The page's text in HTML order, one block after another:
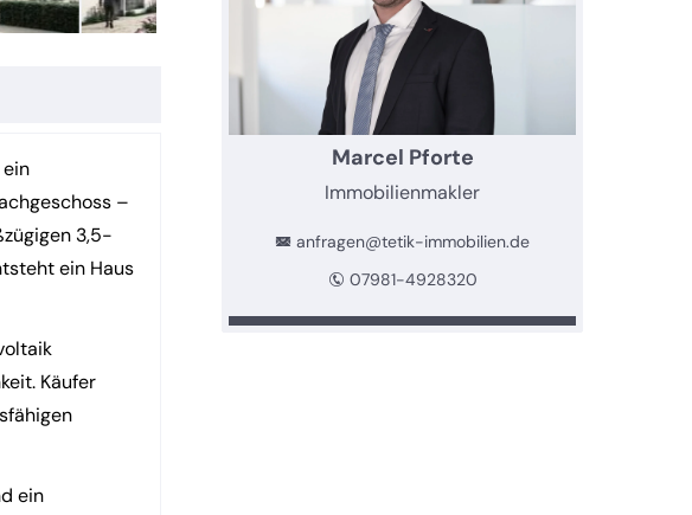
–
3,5-
ein Haus
Käufer
ein
Marcel Pforte
Immobilienmakler
anfragen@tetik-immobilien.de
07981-4928320